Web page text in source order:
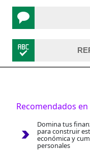
Recomendados en
Domina tus
para construir
económica y
personales